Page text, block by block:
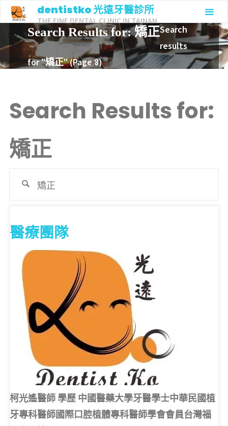
Skip
to
content
dentistko 光遠牙醫診所
THE FINE DENTAL CLINIC IN TAINAN
Search Results for:矯正Home
Search
results
for "矯正"(Page 8)
Search Results for:
矯正
醫療團隊
柯光遙醫師 學歷 中國醫藥大學牙醫學士中華民國植
牙專科醫師國際口腔植體專科醫師學會會員台灣福